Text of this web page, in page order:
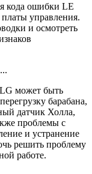
кода ошибки LE
управления.
и осмотреть
может быть
барабана,
датчик Холла,
проблемы с
и устранение
решить проблему
работе.